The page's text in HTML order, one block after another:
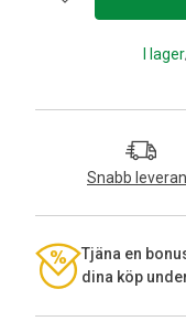
I lager
Snabb
Tjäna en
dina köp